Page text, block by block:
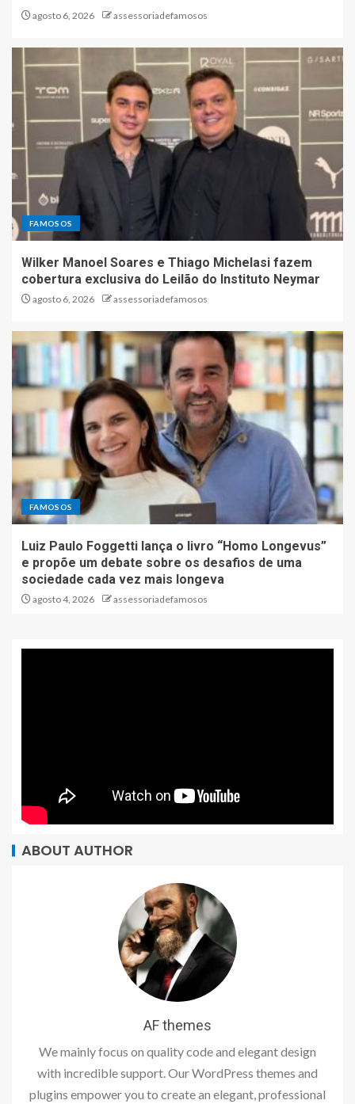
agosto 6, 2026 assessoriadefamosos
FAMOSOS
Wilker Manoel Soares e Thiago Michelasi fazem
cobertura exclusiva do Leilão do Instituto Neymar
agosto 6, 2026 assessoriadefamosos
FAMOSOS
Luiz Paulo Foggetti lança o livro “Homo Longevus”
e propõe um debate sobre os desafios de uma
sociedade cada vez mais longeva
agosto 4, 2026 assessoriadefamosos
ABOUT AUTHOR
AF themes
We mainly focus on quality code and elegant design
with incredible support. Our WordPress themes and
plugins empower you to create an elegant, professional